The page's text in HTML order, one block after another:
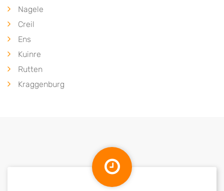
Nagele
Creil
Ens
Kuinre
Rutten
Kraggenburg